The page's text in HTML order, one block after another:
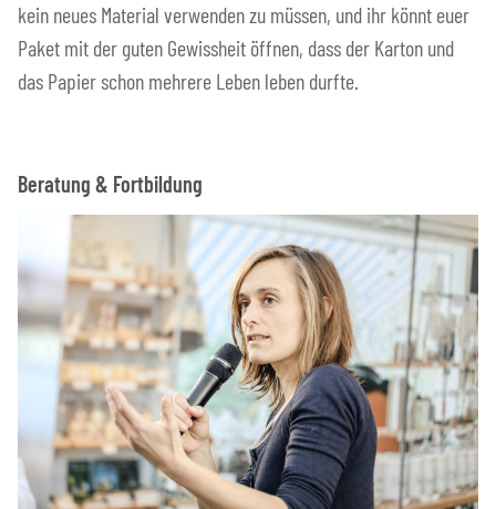
kein neues Material verwenden zu müssen, und ihr könnt euer
Paket mit der guten Gewissheit öffnen, dass der Karton und
das Papier schon mehrere Leben leben durfte.
Beratung & Fortbildung